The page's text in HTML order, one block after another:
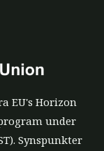
EU's Horizon
under
Synspunkter